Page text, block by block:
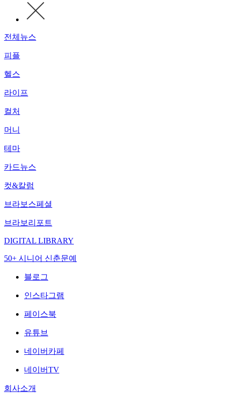
전체뉴스
피플
헬스
라이프
컬처
머니
테마
카드뉴스
컷&칼럼
브라보스페셜
브라보리포트
DIGITAL LIBRARY
50+ 시니어 신춘문예
블로그
인스타그램
페이스북
유튜브
네이버카페
네이버TV
회사소개